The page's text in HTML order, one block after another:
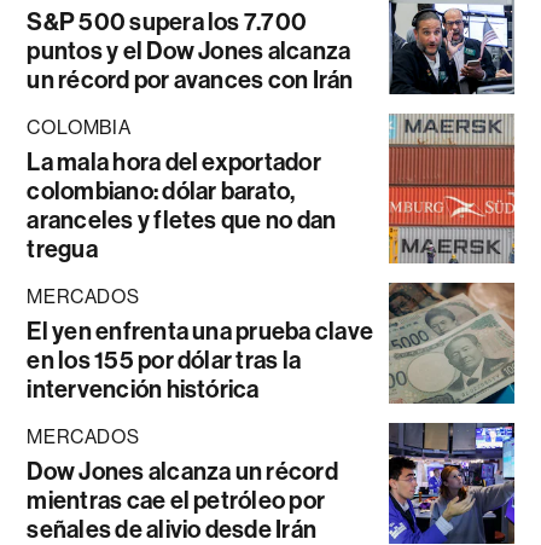
S&P 500 supera los 7.700
puntos y el Dow Jones alcanza
un récord por avances con Irán
COLOMBIA
La mala hora del exportador
colombiano: dólar barato,
aranceles y fletes que no dan
tregua
MERCADOS
El yen enfrenta una prueba clave
en los 155 por dólar tras la
intervención histórica
MERCADOS
Dow Jones alcanza un récord
mientras cae el petróleo por
señales de alivio desde Irán